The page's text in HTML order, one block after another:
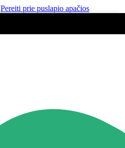
Pereiti prie puslapio apačios